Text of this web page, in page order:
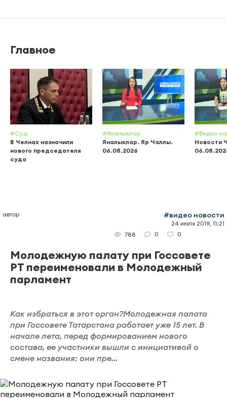
Главное
#Суд
В Челнах назначили
нового председателя
суда
#Яналыклар
Яналыклар. Яр Чаллы.
06.08.2026
#Видео
Новости
автор #видео новости
24 июля 2019, 11:21
788
0 0
Молодежную палату при Госсовете
РТ переименовали в Молодежный
парламент
Как избраться в этот орган?Молодежная палата
при Госсовете Татарстана работает уже 15 лет. В
начале лета, перед формированием нового
состава, ее участники вышли с инициативой о
смене названия: они пре...